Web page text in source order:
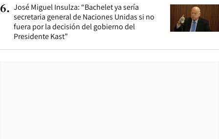
6. José Miguel Insulza: “Bachelet ya sería
secretaria general de Naciones Unidas si no
fuera por la decisión del gobierno del
Presidente Kast”